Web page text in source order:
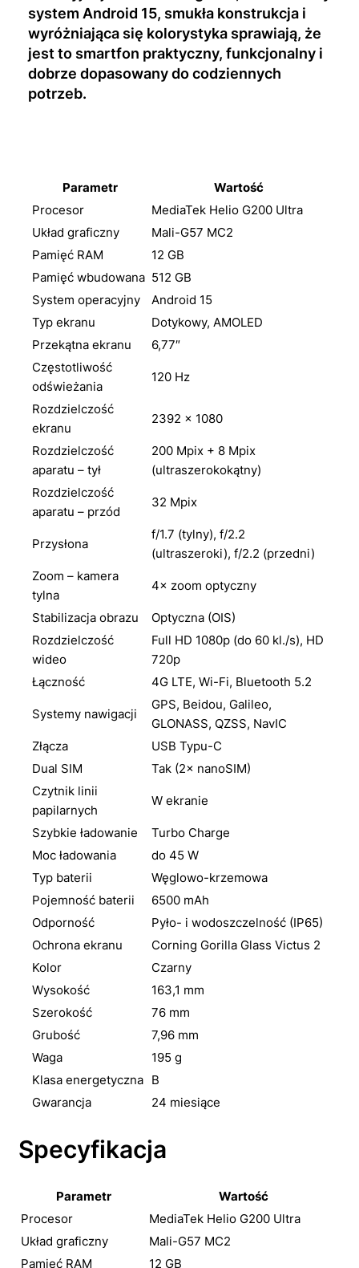
system Android 15, smukła konstrukcja i
wyróżniająca się kolorystyka sprawiają, że
jest to smartfon praktyczny, funkcjonalny i
dobrze dopasowany do codziennych
potrzeb.
Parametr
Wartość
Procesor
MediaTek Helio G200 Ultra
Układ graficzny
Mali-G57 MC2
Pamięć RAM
12 GB
Pamięć wbudowana 512 GB
System operacyjny
Android 15
Typ ekranu
Dotykowy, AMOLED
Przekątna ekranu
6,77″
Częstotliwość
odświeżania
120 Hz
Rozdzielczość
ekranu
2392 × 1080
Rozdzielczość
aparatu – tył
200 Mpix + 8 Mpix
(ultraszerokokątny)
Rozdzielczość
aparatu – przód
32 Mpix
Przysłona
f/1.7 (tylny), f/2.2
(ultraszeroki), f/2.2 (przedni)
Zoom – kamera
tylna
4× zoom optyczny
Stabilizacja obrazu
Optyczna (OIS)
Rozdzielczość
wideo
Full HD 1080p (do 60 kl./s), HD
720p
Łączność
4G LTE, Wi-Fi, Bluetooth 5.2
Systemy nawigacji
GPS, Beidou, Galileo,
GLONASS, QZSS, NavIC
Złącza
USB Typu-C
Dual SIM
Tak (2× nanoSIM)
Czytnik linii
papilarnych
W ekranie
Szybkie ładowanie
Turbo Charge
Moc ładowania
do 45 W
Typ baterii
Węglowo-krzemowa
Pojemność baterii
6500 mAh
Odporność
Pyło- i wodoszczelność (IP65)
Ochrona ekranu
Corning Gorilla Glass Victus 2
Kolor
Czarny
Wysokość
163,1 mm
Szerokość
76 mm
Grubość
7,96 mm
Waga
195 g
Klasa energetyczna B
Gwarancja
24 miesiące
Specyfikacja
Parametr
Wartość
Procesor
MediaTek Helio G200 Ultra
Układ graficzny
Mali-G57 MC2
Pamięć RAM
12 GB